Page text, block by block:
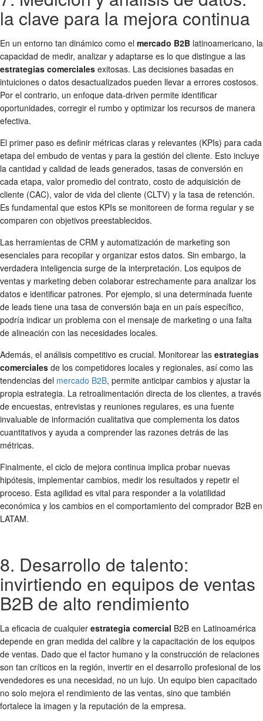
la clave para la mejora continua
En un entorno tan dinámico como el mercado B2B latinoamericano, la
capacidad de medir, analizar y adaptarse es lo que distingue a las
estrategias comerciales exitosas. Las decisiones basadas en
intuiciones o datos desactualizados pueden llevar a errores costosos.
Por el contrario, un enfoque data-driven permite identificar
oportunidades, corregir el rumbo y optimizar los recursos de manera
efectiva.
El primer paso es definir métricas claras y relevantes (KPIs) para cada
etapa del embudo de ventas y para la gestión del cliente. Esto incluye
la cantidad y calidad de leads generados, tasas de conversión en
cada etapa, valor promedio del contrato, costo de adquisición de
cliente (CAC), valor de vida del cliente (CLTV) y la tasa de retención.
Es fundamental que estos KPIs se monitoreen de forma regular y se
comparen con objetivos preestablecidos.
Las herramientas de CRM y automatización de marketing son
esenciales para recopilar y organizar estos datos. Sin embargo, la
verdadera inteligencia surge de la interpretación. Los equipos de
ventas y marketing deben colaborar estrechamente para analizar los
datos e identificar patrones. Por ejemplo, si una determinada fuente
de leads tiene una tasa de conversión baja en un país específico,
podría indicar un problema con el mensaje de marketing o una falta
de alineación con las necesidades locales.
Además, el análisis competitivo es crucial. Monitorear las estrategias
comerciales de los competidores locales y regionales, así como las
tendencias del mercado B2B, permite anticipar cambios y ajustar la
propia estrategia. La retroalimentación directa de los clientes, a través
de encuestas, entrevistas y reuniones regulares, es una fuente
invaluable de información cualitativa que complementa los datos
cuantitativos y ayuda a comprender las razones detrás de las
métricas.
Finalmente, el ciclo de mejora continua implica probar nuevas
hipótesis, implementar cambios, medir los resultados y repetir el
proceso. Esta agilidad es vital para responder a la volatilidad
económica y los cambios en el comportamiento del comprador B2B en
LATAM.
8. Desarrollo de talento:
invirtiendo en equipos de ventas
B2B de alto rendimiento
La eficacia de cualquier estrategia comercial B2B en Latinoamérica
depende en gran medida del calibre y la capacitación de los equipos
de ventas. Dado que el factor humano y la construcción de relaciones
son tan críticos en la región, invertir en el desarrollo profesional de los
vendedores es una necesidad, no un lujo. Un equipo bien capacitado
no solo mejora el rendimiento de las ventas, sino que también
fortalece la imagen y la reputación de la empresa.